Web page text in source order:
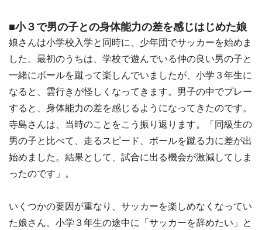
■小３で男の子との身体能力の差を感じはじめた娘
娘さんは小学校入学と同時に、少年団でサッカーを始めま
した。最初のうちは、学校で遊んでいる仲の良い男の子と
一緒にボールを蹴って楽しんでいましたが、小学３年生に
なると、雲行きが怪しくなってきます。男子の中でプレー
すると、身体能力の差を感じるようになってきたのです。
寺島さんは、当時のことをこう振り返ります。「同級生の
男の子と比べて、走るスピード、ボールを蹴る力に差が出
始めました。結果として、試合に出る機会が激減してしま
ったのです」。
いくつかの要因が重なり、サッカーを楽しめなくなってい
た娘さん。小学３年生の途中に「サッカーを辞めたい」と